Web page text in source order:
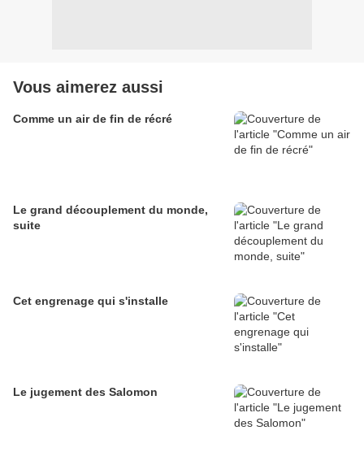
Vous aimerez aussi
Comme un air de fin de récré
Le grand découplement du monde,
suite
Cet engrenage qui s'installe
Le jugement des Salomon